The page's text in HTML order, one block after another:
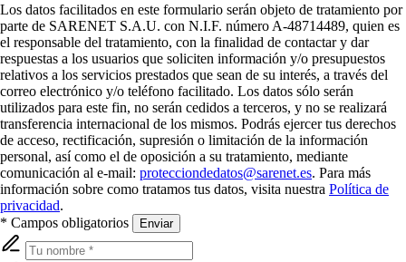
Los datos facilitados en este formulario serán objeto de tratamiento por
parte de SARENET S.A.U. con N.I.F. número A-48714489, quien es
el responsable del tratamiento, con la finalidad de contactar y dar
respuestas a los usuarios que soliciten información y/o presupuestos
relativos a los servicios prestados que sean de su interés, a través del
correo electrónico y/o teléfono facilitado. Los datos sólo serán
utilizados para este fin, no serán cedidos a terceros, y no se realizará
transferencia internacional de los mismos. Podrás ejercer tus derechos
de acceso, rectificación, supresión o limitación de la información
personal, así como el de oposición a su tratamiento, mediante
comunicación al e-mail: protecciondedatos@sarenet.es. Para más
información sobre como tratamos tus datos, visita nuestra Política de
privacidad.
* Campos obligatorios
Enviar